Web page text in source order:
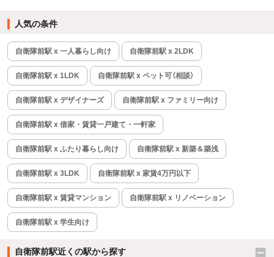
人気の条件
自衛隊前駅 x 一人暮らし向け 自衛隊前駅 x 2LDK
自衛隊前駅 x 1LDK 自衛隊前駅 x ペット可（相談）
自衛隊前駅 x デザイナーズ 自衛隊前駅 x ファミリー向け
自衛隊前駅 x 借家・賃貸一戸建て・一軒家
自衛隊前駅 x ふたり暮らし向け 自衛隊前駅 x 新築＆築浅
自衛隊前駅 x 3LDK 自衛隊前駅 x 家賃4万円以下
自衛隊前駅 x 賃貸マンション 自衛隊前駅 x リノベーション
自衛隊前駅 x 学生向け
自衛隊前駅近くの駅から探す